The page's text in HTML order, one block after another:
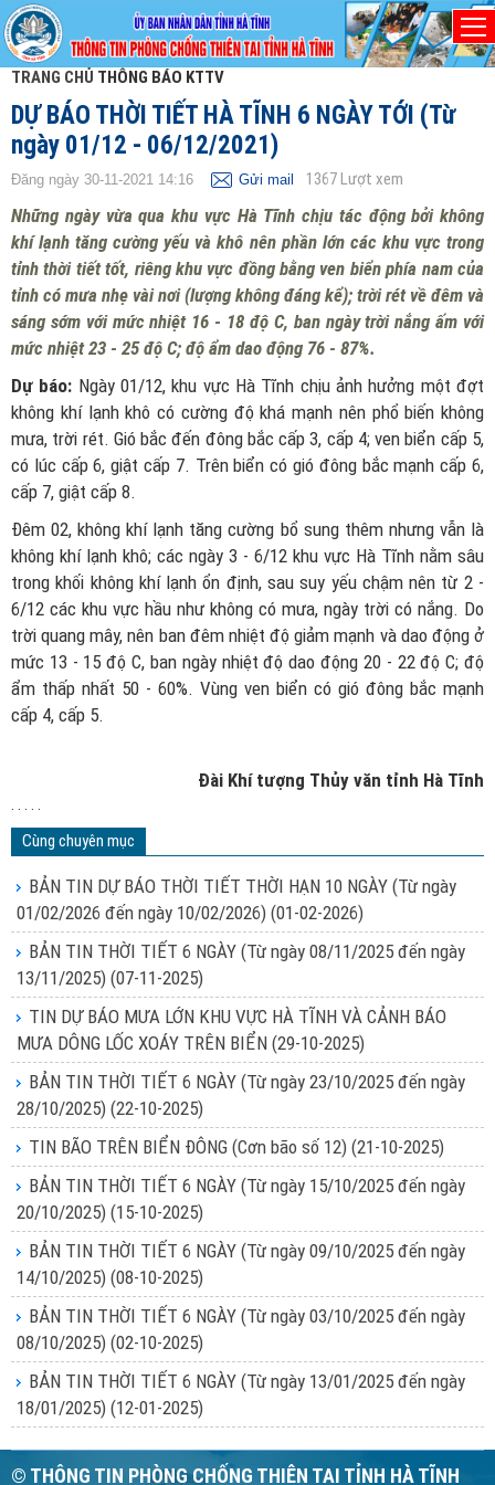
TRANG CHỦ THÔNG BÁO KTTV
DỰ BÁO THỜI TIẾT HÀ TĨNH 6 NGÀY TỚI (Từ
ngày 01/12 - 06/12/2021)
Đăng ngày 30-11-2021 14:16 Gửi mail 1367Lượt xem
Những ngày vừa qua khu vực Hà Tĩnh chịu tác động bởi không
khí lạnh tăng cường yếu và khô nên phần lớn các khu vực trong
tỉnh thời tiết tốt, riêng khu vực đồng bằng ven biển phía nam của
tỉnh có mưa nhẹ vài nơi (lượng không đáng kể); trời rét về đêm và
sáng sớm với mức nhiệt 16 - 18 độ C, ban ngày trời nắng ấm với
mức nhiệt 23 - 25 độ C; độ ẩm dao động 76 - 87%.
Dự báo: Ngày 01/12, khu vực Hà Tĩnh chịu ảnh hưởng một đợt
không khí lạnh khô có cường độ khá mạnh nên phổ biến không
mưa, trời rét. Gió bắc đến đông bắc cấp 3, cấp 4; ven biển cấp 5,
có lúc cấp 6, giật cấp 7. Trên biển có gió đông bắc mạnh cấp 6,
cấp 7, giật cấp 8.
Đêm 02, không khí lạnh tăng cường bổ sung thêm nhưng vẫn là
không khí lạnh khô; các ngày 3 - 6/12 khu vực Hà Tĩnh nằm sâu
trong khối không khí lạnh ổn định, sau suy yếu chậm nên từ 2 -
6/12 các khu vực hầu như không có mưa, ngày trời có nắng. Do
trời quang mây, nên ban đêm nhiệt độ giảm mạnh và dao động ở
mức 13 - 15 độ C, ban ngày nhiệt độ dao động 20 - 22 độ C; độ
ẩm thấp nhất 50 - 60%. Vùng ven biển có gió đông bắc mạnh
cấp 4, cấp 5.
Đài Khí tượng Thủy văn tỉnh Hà Tĩnh
. . . . .
Cùng chuyên mục
BẢN TIN DỰ BÁO THỜI TIẾT THỜI HẠN 10 NGÀY (Từ ngày
01/02/2026 đến ngày 10/02/2026) (01-02-2026)
BẢN TIN THỜI TIẾT 6 NGÀY (Từ ngày 08/11/2025 đến ngày
13/11/2025) (07-11-2025)
TIN DỰ BÁO MƯA LỚN KHU VỰC HÀ TĨNH VÀ CẢNH BÁO
MƯA DÔNG LỐC XOÁY TRÊN BIỂN (29-10-2025)
BẢN TIN THỜI TIẾT 6 NGÀY (Từ ngày 23/10/2025 đến ngày
28/10/2025) (22-10-2025)
TIN BÃO TRÊN BIỂN ĐÔNG (Cơn bão số 12) (21-10-2025)
BẢN TIN THỜI TIẾT 6 NGÀY (Từ ngày 15/10/2025 đến ngày
20/10/2025) (15-10-2025)
BẢN TIN THỜI TIẾT 6 NGÀY (Từ ngày 09/10/2025 đến ngày
14/10/2025) (08-10-2025)
BẢN TIN THỜI TIẾT 6 NGÀY (Từ ngày 03/10/2025 đến ngày
08/10/2025) (02-10-2025)
BẢN TIN THỜI TIẾT 6 NGÀY (Từ ngày 13/01/2025 đến ngày
18/01/2025) (12-01-2025)
© THÔNG TIN PHÒNG CHỐNG THIÊN TAI TỈNH HÀ TĨNH